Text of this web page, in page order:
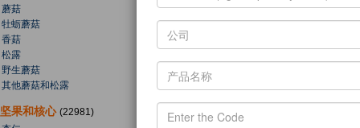
蘑菇
牡蛎蘑菇
香菇
松露
野生蘑菇
其他蘑菇和松露
坚果和核心 (22981)
搜